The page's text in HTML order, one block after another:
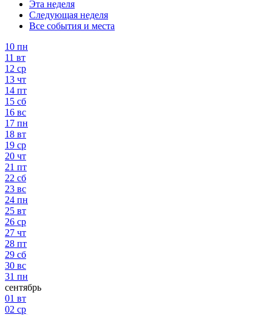
Эта неделя
Следующая неделя
Все события и места
10 пн
11 вт
12 ср
13 чт
14 пт
15 сб
16 вс
17 пн
18 вт
19 ср
20 чт
21 пт
22 сб
23 вс
24 пн
25 вт
26 ср
27 чт
28 пт
29 сб
30 вс
31 пн
сентябрь
01 вт
02 ср